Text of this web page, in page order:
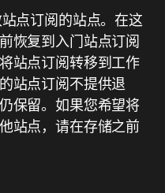
点订阅的站点。在这
恢复到入门站点订阅
站点订阅转移到工作
站点订阅不提供退
保留。如果您希望将
站点，请在存储之前